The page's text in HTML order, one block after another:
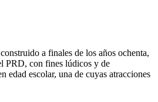
a finales de los años ochenta,
PRD, con fines lúdicos y de
edad escolar, una de cuyas atracciones